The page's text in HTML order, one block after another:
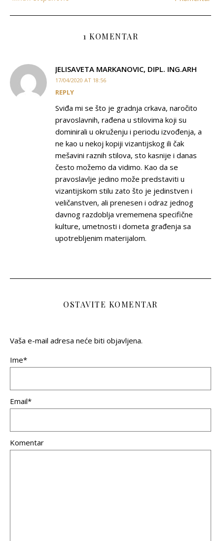
1 KOMENTAR
JELISAVETA MARKANOVIC, DIPL. ING.ARH
17/04/2020 AT 18:56
REPLY
Sviđa mi se što je gradnja crkava, naročito
pravoslavnih, rađena u stilovima koji su
dominirali u okruženju i periodu izvođenja, a
ne kao u nekoj kopiji vizantijskog ili čak
mešavini raznih stilova, sto kasnije i danas
često možemo da vidimo. Kao da se
pravoslavlje jedino može predstaviti u
vizantijskom stilu zato što je jedinstven i
veličanstven, ali prenesen i odraz jednog
davnog razdoblja vrememena specifične
kulture, umetnosti i dometa građenja sa
upotrebljenim materijalom.
OSTAVITE KOMENTAR
Vaša e-mail adresa neće biti objavljena.
Ime*
Email*
Komentar